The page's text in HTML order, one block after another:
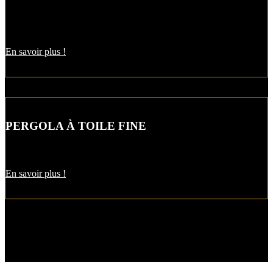
En savoir plus !
PERGOLA À TOILE FINE
En savoir plus !